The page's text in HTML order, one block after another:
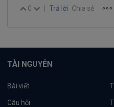
0 Trả lời Chia sẻ
TÀI NGUYÊN
Bài viết
Câu hỏi